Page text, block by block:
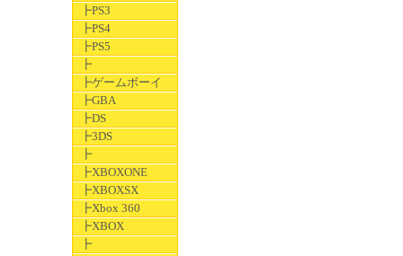
┣PS3
┣PS4
┣PS5
┣
┣ゲームボーイ
┣GBA
┣DS
┣3DS
┣
┣XBOXONE
┣XBOXSX
┣Xbox 360
┣XBOX
┣